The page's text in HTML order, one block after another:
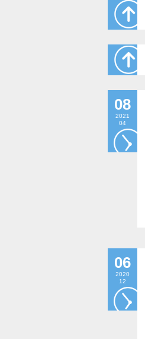
08
2021
04
06
2020
12